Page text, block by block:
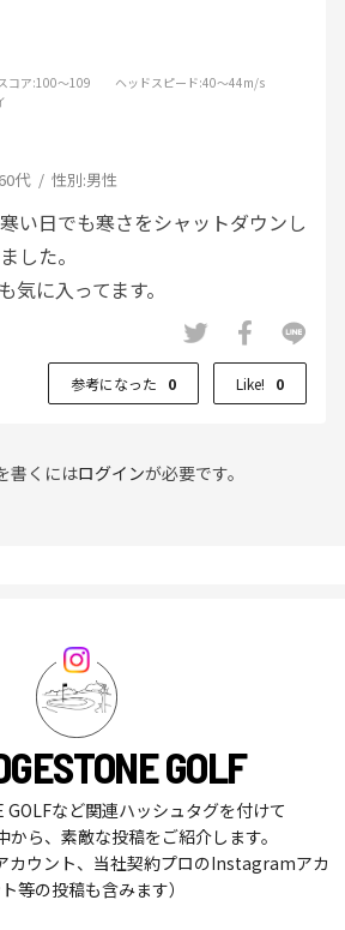
コア:100～109 ヘッドスピード:40～44m/s
60代 性別:男性
い日でも寒さをシャットダウンし
した。
気に入ってます。
参考になった 0 Like! 0
書くにはログインが必要です。
GOLF
GOLFなど関連ハッシュタグを付けて
から、素敵な投稿をご紹介します。
カウント、当社契約プロのInstagramアカ
等の投稿も含みます）